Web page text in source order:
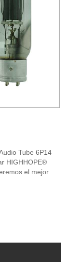
Tube 6P14
HIGHHOPE®
el mejor